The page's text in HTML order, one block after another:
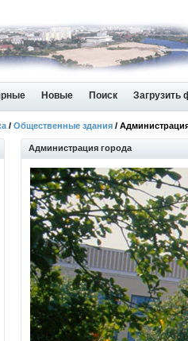
Новые Поиск Загрузить
/ Общественные здания /
Администрация города